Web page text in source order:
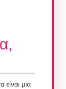
είναι μια